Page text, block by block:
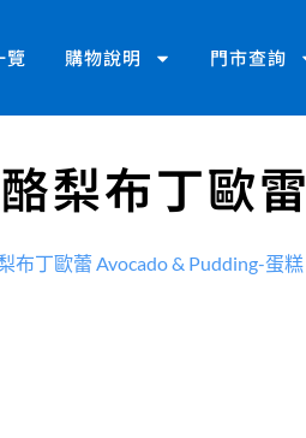
覽 購物說明 門市查詢
梨布丁歐雷
布丁歐蕾 Avocado & Pudding-蛋糕